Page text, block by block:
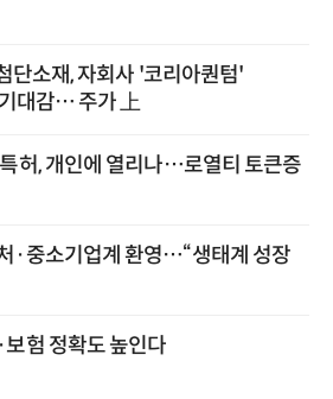
단소재, 자회사 '코리아퀀텀'
대감… 주가 上
허, 개인에 열리나…로열티 토큰증
·중소기업계 환영…“생태계 성장
험 정확도 높인다